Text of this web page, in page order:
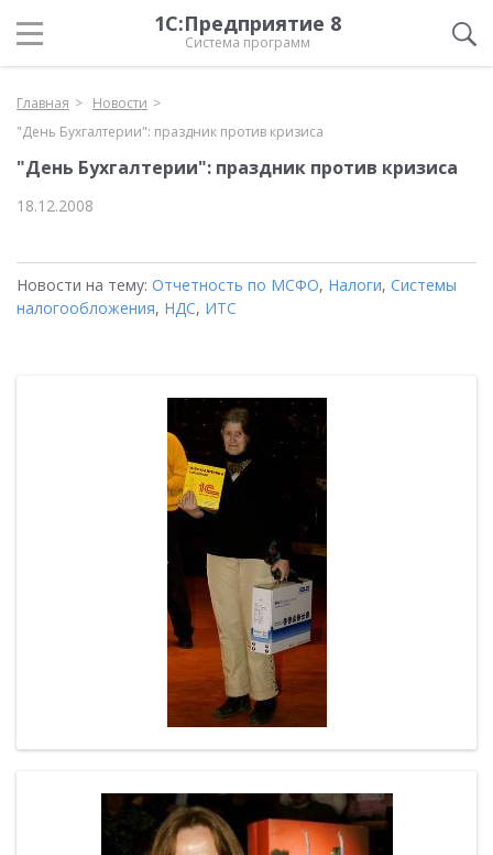
1С:Предприятие 8
Система программ
Главная
Новости
"День Бухгалтерии": праздник против кризиса
"День Бухгалтерии": праздник против кризиса
18.12.2008
Новости на тему: Отчетность по МСФО, Налоги, Системы
налогообложения, НДС, ИТС